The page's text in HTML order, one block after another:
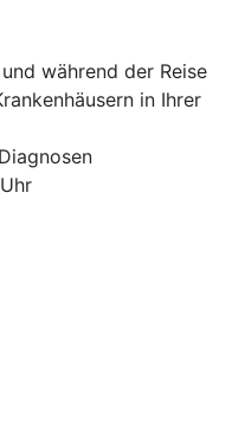
während der Reise
in Ihrer